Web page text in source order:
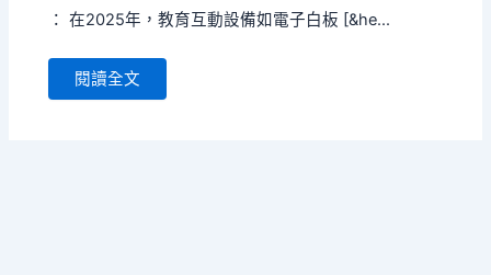
： 在2025年，教育互動設備如電子白板 [&he...
閱讀全文